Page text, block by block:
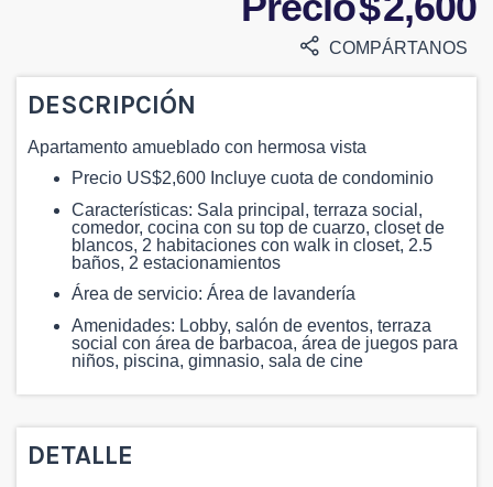
COMPÁRTANOS
DESCRIPCIÓN
Apartamento amueblado con hermosa vista
Precio US$2,600 Incluye cuota de condominio
Características: Sala principal, terraza social,
comedor, cocina con su top de cuarzo, closet de
blancos, 2 habitaciones con walk in closet, 2.5
baños, 2 estacionamientos
Área de servicio: Área de lavandería
Amenidades: Lobby, salón de eventos, terraza
social con área de barbacoa, área de juegos para
niños, piscina, gimnasio, sala de cine
DETALLE